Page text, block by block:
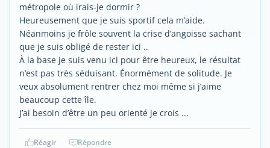
métropole où irais-je dormir ?
Heureusement que je suis sportif cela m’aide.
Néanmoins je frôle souvent la crise d’angoisse sachant
que je suis obligé de rester ici ..
À la base je suis venu ici pour être heureux, le résultat
n’est pas très séduisant. Énormément de solitude. Je
veux absolument rentrer chez moi même si j’aime
beaucoup cette île.
J’ai besoin d’être un peu orienté je crois ...
Réagir Répondre